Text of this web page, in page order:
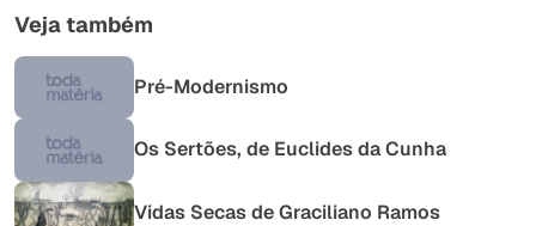
Veja também
Pré-Modernismo
Os Sertões, de Euclides da Cunha
Vidas Secas de Graciliano Ramos